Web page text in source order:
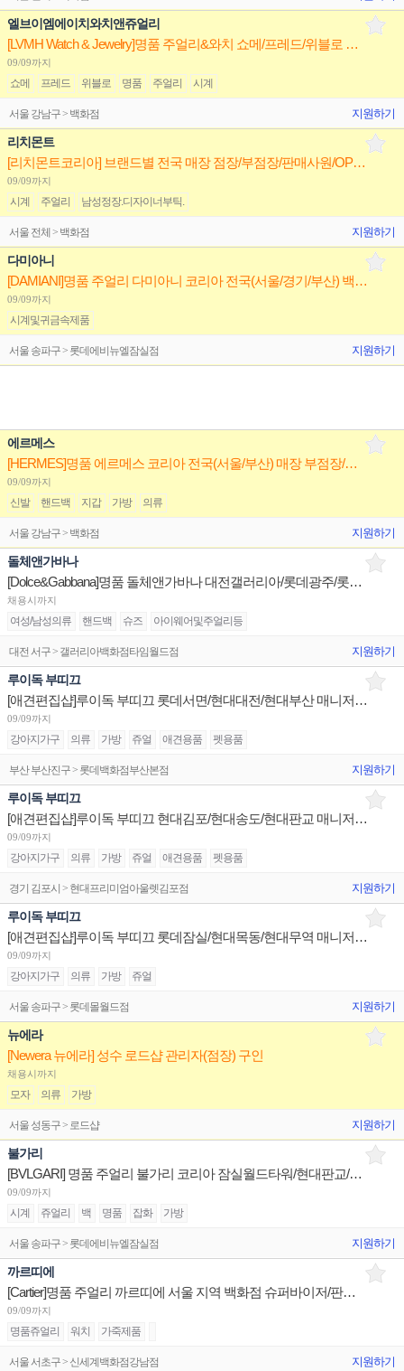
엘브이엠에이치와치앤쥬얼리
[LVMH Watch & Jewelry]명품 주얼리&와치 쇼메/프레드/위블로 전국 점장/부점장/판매사원 채용
09/09까지
쇼메 프레드 위블로 명품 주얼리 시계
서울 강남구 > 백화점 지원하기
리치몬트
[리치몬트코리아] 브랜드별 전국 매장 점장/부점장/판매사원/OP 채용(까르띠에,반클리프,알라이아)
09/09까지
시계 주얼리 남성정장.디자이너부틱.
서울 전체 > 백화점 지원하기
다미아니
[DAMIANI]명품 주얼리 다미아니 코리아 전국(서울/경기/부산) 백화점 부점장/판매사원 채용
09/09까지
시계및귀금속제품
서울 송파구 > 롯데에비뉴엘잠실점 지원하기
에르메스
[HERMES]명품 에르메스 코리아 전국(서울/부산) 매장 부점장/판매사원 채용
09/09까지
신발 핸드백 지갑 가방 의류
서울 강남구 > 백화점 지원하기
돌체앤가바나
[Dolce&Gabbana]명품 돌체앤가바나 대전갤러리아/롯데광주/롯데본점 판매사원 채용
채용시까지
여성/남성의류 핸드백 슈즈 아이웨어및주얼리등
대전 서구 > 갤러리아백화점타임월드점 지원하기
루이독 부띠끄
[애견편집샵]루이독 부띠끄 롯데서면/현대대전/현대부산 매니저/시니어/주니어 채용
09/09까지
강아지가구 의류 가방 쥬얼 애견용품 펫용품
부산 부산진구 > 롯데백화점부산본점 지원하기
루이독 부띠끄
[애견편집샵]루이독 부띠끄 현대김포/현대송도/현대판교 매니저/시니어/주니어 채용
09/09까지
강아지가구 의류 가방 쥬얼 애견용품 펫용품
경기 김포시 > 현대프리미엄아울렛김포점 지원하기
루이독 부띠끄
[애견편집샵]루이독 부띠끄 롯데잠실/현대목동/현대무역 매니저/시니어/주니어 채용
09/09까지
강아지가구 의류 가방 쥬얼
서울 송파구 > 롯데몰월드점 지원하기
뉴에라
[Newera 뉴에라] 성수 로드샵 관리자(점장) 구인
채용시까지
모자 의류 가방
서울 성동구 > 로드샵 지원하기
불가리
[BVLGARI] 명품 주얼리 불가리 코리아 잠실월드타워/현대판교/신세계센텀 부점장 채용
09/09까지
시계 쥬얼리 백 명품 잡화 가방
서울 송파구 > 롯데에비뉴엘잠실점 지원하기
까르띠에
[Cartier]명품 주얼리 까르띠에 서울 지역 백화점 슈퍼바이저/판매사원/Admin 채용(리치몬트)
09/09까지
명품쥬얼리 워치 가죽제품
서울 서초구 > 신세계백화점강남점 지원하기